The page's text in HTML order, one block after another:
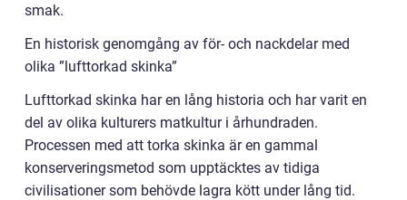
smak.
En historisk genomgång av för- och nackdelar med
olika ”lufttorkad skinka”
Lufttorkad skinka har en lång historia och har varit en
del av olika kulturers matkultur i århundraden.
Processen med att torka skinka är en gammal
konserveringsmetod som upptäcktes av tidiga
civilisationer som behövde lagra kött under lång tid.